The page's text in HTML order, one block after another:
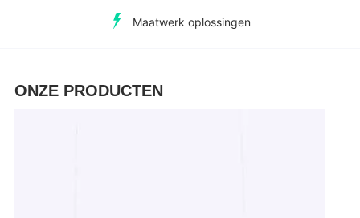
Maatwerk oplossingen
ONZE PRODUCTEN